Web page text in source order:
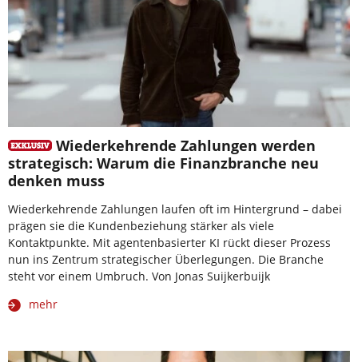
Wiederkehrende Zahlungen werden
strategisch: Warum die Finanzbranche neu
denken muss
Wiederkehrende Zahlungen laufen oft im Hintergrund – dabei
prägen sie die Kundenbeziehung stärker als viele
Kontaktpunkte. Mit agentenbasierter KI rückt dieser Prozess
nun ins Zentrum strategischer Überlegungen. Die Branche
steht vor einem Umbruch. Von Jonas Suijkerbuijk
mehr